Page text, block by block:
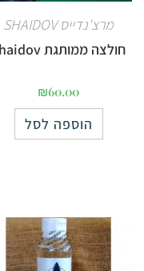
מרצ'נדייס SHAIDOV
חולצה ממותגת shaidov
₪60.00
הוספה לסל